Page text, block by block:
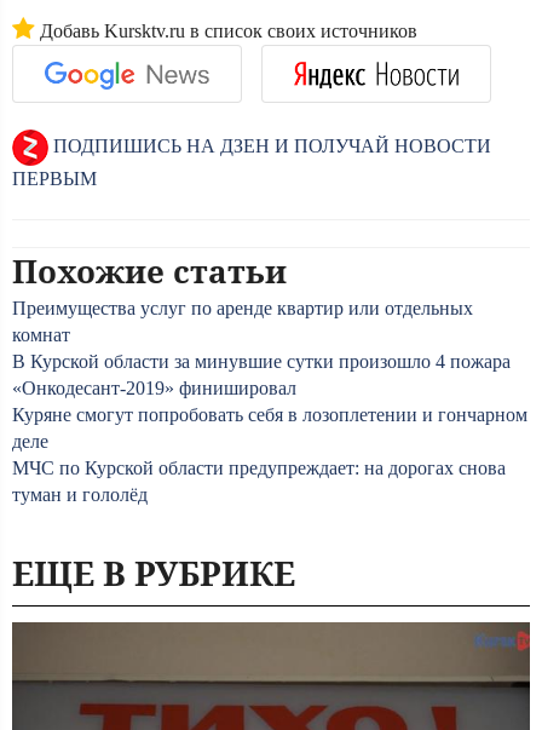
Добавь Kursktv.ru в список своих источников
ПОДПИШИСЬ НА ДЗЕН И ПОЛУЧАЙ НОВОСТИ
ПЕРВЫМ
Похожие статьи
Преимущества услуг по аренде квартир или отдельных
комнат
В Курской области за минувшие сутки произошло 4 пожара
«Онкодесант-2019» финишировал
Куряне смогут попробовать себя в лозоплетении и гончарном
деле
МЧС по Курской области предупреждает: на дорогах снова
туман и гололёд
ЕЩЕ В РУБРИКЕ